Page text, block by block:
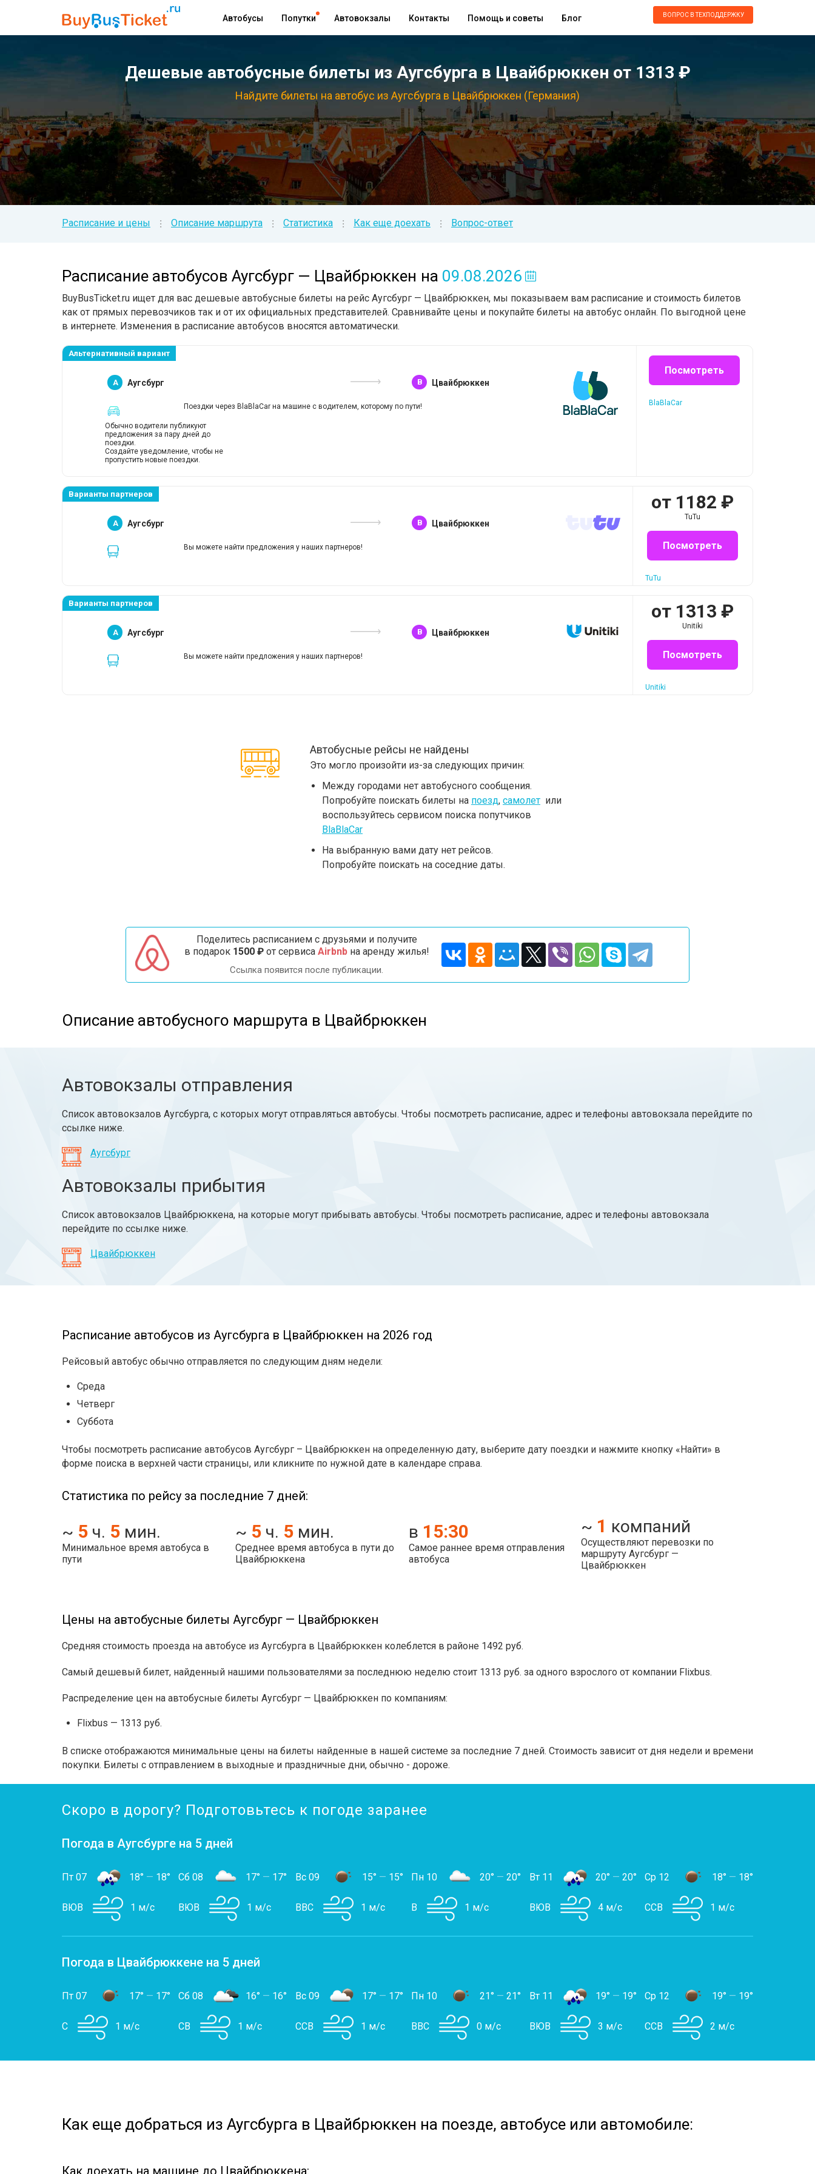
Автобусы Попутки Автовокзалы Контакты Помощь и советы Блог ВОПРОС В ТЕХПОДДЕРЖКУ
Дешевые автобусные билеты из Аугсбурга в Цвайбрюккен от 1313 ₽
Найдите билеты на автобус из Аугсбурга в Цвайбрюккен (Германия)
Расписание и цены ⁝ Описание маршрута ⁝ Статистика ⁝ Как еще доехать ⁝ Вопрос-ответ
Расписание автобусов Аугсбург — Цвайбрюккен на 09.08.2026
BuyBusTicket.ru ищет для вас дешевые автобусные билеты на рейс Аугсбург — Цвайбрюккен, мы показываем вам расписание и стоимость билетов
как от прямых перевозчиков так и от их официальных представителей. Сравнивайте цены и покупайте билеты на автобус онлайн. По выгодной цене
в интернете. Изменения в расписание автобусов вносятся автоматически.
Альтернативный вариант
A Аугсбург B Цвайбрюккен
Поездки через BlaBlaCar на машине с водителем, которому по пути!
Обычно водители публикуют
предложения за пару дней до
поездки.
Создайте уведомление, чтобы не
пропустить новые поездки.
Посмотреть
BlaBlaCar
Варианты партнеров
A Аугсбург B Цвайбрюккен
Вы можете найти предложения у наших партнеров!
от 1182 ₽
TuTu
Посмотреть
TuTu
Варианты партнеров
A Аугсбург B Цвайбрюккен
Вы можете найти предложения у наших партнеров!
от 1313 ₽
Unitiki
Посмотреть
Unitiki
Автобусные рейсы не найдены
Это могло произойти из-за следующих причин:
Между городами нет автобусного сообщения.
Попробуйте поискать билеты на поезд, самолет или
воспользуйтесь сервисом поиска попутчиков
BlaBlaCar
На выбранную вами дату нет рейсов.
Попробуйте поискать на соседние даты.
Поделитесь расписанием с друзьями и получите
в подарок 1500 ₽от сервиса Airbnbна аренду жилья!
Ссылка появится после публикации.
Описание автобусного маршрута в Цвайбрюккен
Автовокзалы отправления
Список автовокзалов Аугсбурга, с которых могут отправляться автобусы. Чтобы посмотреть расписание, адрес и телефоны автовокзала перейдите по
ссылке ниже.
Аугсбург
Автовокзалы прибытия
Список автовокзалов Цвайбрюккена, на которые могут прибывать автобусы. Чтобы посмотреть расписание, адрес и телефоны автовокзала
перейдите по ссылке ниже.
Цвайбрюккен
Расписание автобусов из Аугсбурга в Цвайбрюккен на 2026 год
Рейсовый автобус обычно отправляется по следующим дням недели:
Среда
Четверг
Суббота
Чтобы посмотреть расписание автобусов Аугсбург – Цвайбрюккен на определенную дату, выберите дату поездки и нажмите кнопку «Найти» в
форме поиска в верхней части страницы, или кликните по нужной дате в календаре справа.
Статистика по рейсу за последние 7 дней:
~ 5 ч. 5 мин.
Минимальное время автобуса в
пути
~ 5 ч. 5 мин.
Среднее время автобуса в пути до
Цвайбрюккена
в 15:30
Самое раннее время отправления
автобуса
~ 1 компаний
Осуществляют перевозки по
маршруту Аугсбург —
Цвайбрюккен
Цены на автобусные билеты Аугсбург — Цвайбрюккен
Средняя стоимость проезда на автобусе из Аугсбурга в Цвайбрюккен колеблется в районе 1492 руб.
Самый дешевый билет, найденный нашими пользователями за последнюю неделю стоит 1313 руб. за одного взрослого от компании Flixbus.
Распределение цен на автобусные билеты Аугсбург — Цвайбрюккен по компаниям:
Flixbus — 1313 руб.
В списке отображаются минимальные цены на билеты найденные в нашей системе за последние 7 дней. Стоимость зависит от дня недели и времени
покупки. Билеты с отправлением в выходные и праздничные дни, обычно - дороже.
Скоро в дорогу? Подготовьтесь к погоде заранее
Погода в Аугсбурге на 5 дней
Пт 07 18° — 18°
ВЮВ 1 м/с
Сб 08 17° — 17°
ВЮВ 1 м/с
Вс 09 15° — 15°
ВВС 1 м/с
Пн 10 20° — 20°
В 1 м/с
Вт 11 20° — 20°
ВЮВ 4 м/с
Ср 12 18° — 18°
ССВ 1 м/с
Погода в Цвайбрюккене на 5 дней
Пт 07 17° — 17°
С 1 м/с
Сб 08 16° — 16°
СВ 1 м/с
Вс 09 17° — 17°
ССВ 1 м/с
Пн 10 21° — 21°
ВВС 0 м/с
Вт 11 19° — 19°
ВЮВ 3 м/с
Ср 12 19° — 19°
ССВ 2 м/с
Как еще добраться из Аугсбурга в Цвайбрюккен на поезде, автобусе или автомобиле:
Как доехать на машине до Цвайбрюккена: